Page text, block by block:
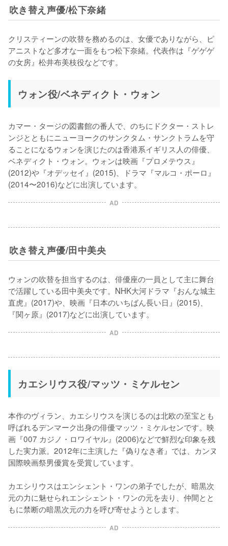
吹き替え声優/松下奈緒
クリスティーンの吹替を務めるのは、女優でありながら、ピ
アニストなど多才な一面をもつ松下奈緒。代表作は『ゲゲゲ
の女房』松井布美枝役などです。
ウォン役/ベネディクト・ウォン
カマー・タージの図書館の番人で、のちにドクター・ストレ
ンジとともにニューヨークのサンクタム・サンクトラムを守
ることになるウォンを演じたのは香港系イギリス人の俳優、
ベネディクト・ウォン。ウォンは映画『プロメテウス』
(2012)や『オデッセイ』(2015)、ドラマ『マルコ・ポーロ』
(2014〜2016)などに出演しています。
AD
吹き替え声優/田中美央
ウォンの吹替を担当するのは、俳優座の一員として主に舞台
で活躍している田中美央です。NHK大河ドラマ『おんな城主
直虎』(2017)や、映画『日本のいちばん長い日』(2015)、
『関ヶ原』(2017)などに出演しています。
AD
カエシリウス役/マッツ・ミケルセン
本作のヴィラン、カエシリウスを演じるのは北欧の至宝とも
呼ばれるデンマーク出身の俳優マッツ・ミケルセンです。映
画『007 カジノ・ロワイヤル』(2006)などで鮮烈な印象を残
した実力派。2012年に主演した『偽りなき者』では、カンヌ
国際映画祭男優賞を受賞しています。
カエシリウスはエンシェント・ワンの弟子でしたが、暗黒次
元の力に魅せられエンシェント・ワンの元を去り、仲間とと
もに禁断の暗黒次元の力を呼び寄せようとします。
AD